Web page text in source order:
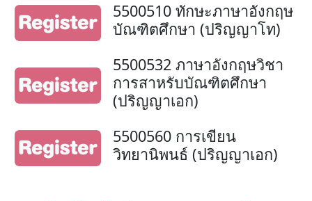
5500510 ทักษะภาษาอังกฤษ
บัณฑิตศึกษา (ปริญญาโท)
5500532 ภาษาอังกฤษวิชา
การสาหรับบัณฑิตศึกษา
(ปริญญาเอก)
5500560 การเขียน
วิทยานิพนธ์ (ปริญญาเอก)